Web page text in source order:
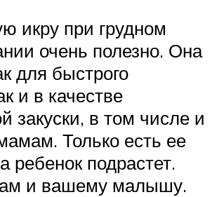
икру при грудном
очень полезно. Она
для быстрого
и в качестве
закуски, в том числе и
Только есть ее
ребенок подрастет.
и вашему малышу.